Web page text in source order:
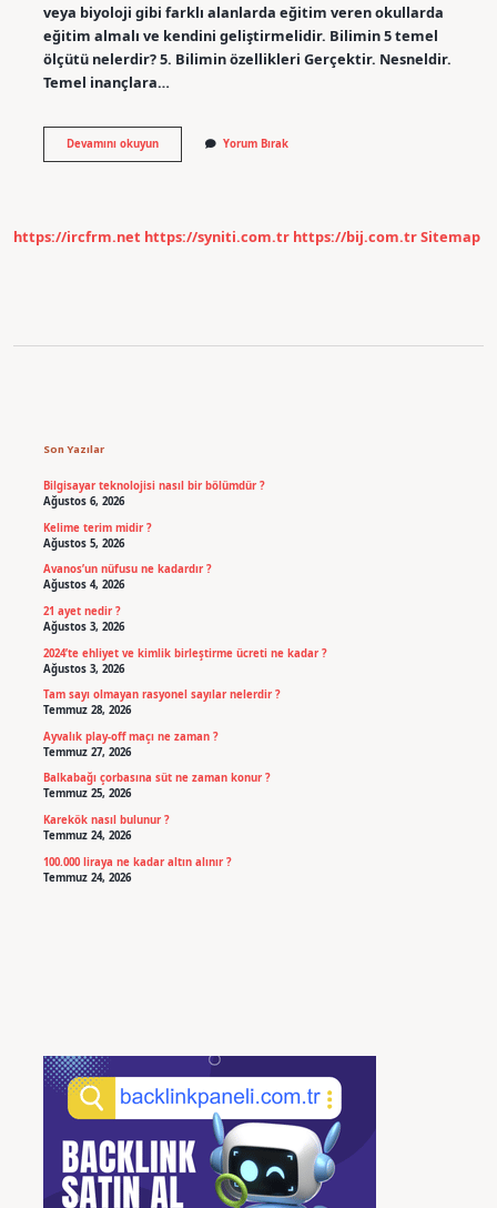
veya biyoloji gibi farklı alanlarda eğitim veren okullarda
eğitim almalı ve kendini geliştirmelidir. Bilimin 5 temel
ölçütü nelerdir? 5. Bilimin özellikleri Gerçektir. Nesneldir.
Temel inançlara…
Devamını okuyunBilim
Nasıl
Yorum Bırak
https://ircfrm.net https://syniti.com.tr https://bij.com.trSitemap
Son Yazılar
Bilgisayar teknolojisi nasıl bir bölümdür ?
Ağustos 6, 2026
Kelime terim midir ?
Ağustos 5, 2026
Avanos’un nüfusu ne kadardır ?
Ağustos 4, 2026
21 ayet nedir ?
Ağustos 3, 2026
2024’te ehliyet ve kimlik birleştirme ücreti ne kadar ?
Ağustos 3, 2026
Tam sayı olmayan rasyonel sayılar nelerdir ?
Temmuz 28, 2026
Ayvalık play-off maçı ne zaman ?
Temmuz 27, 2026
Balkabağı çorbasına süt ne zaman konur ?
Temmuz 25, 2026
Karekök nasıl bulunur ?
Temmuz 24, 2026
100.000 liraya ne kadar altın alınır ?
Temmuz 24, 2026